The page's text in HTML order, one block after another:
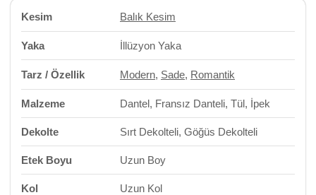
Kesim Balık Kesim
Yaka İllüzyon Yaka
Tarz / Özellik Modern, Sade, Romantik
Malzeme Dantel, Fransız Danteli, Tül, İpek
Dekolte Sırt Dekolteli, Göğüs Dekolteli
Etek Boyu Uzun Boy
Kol Uzun Kol